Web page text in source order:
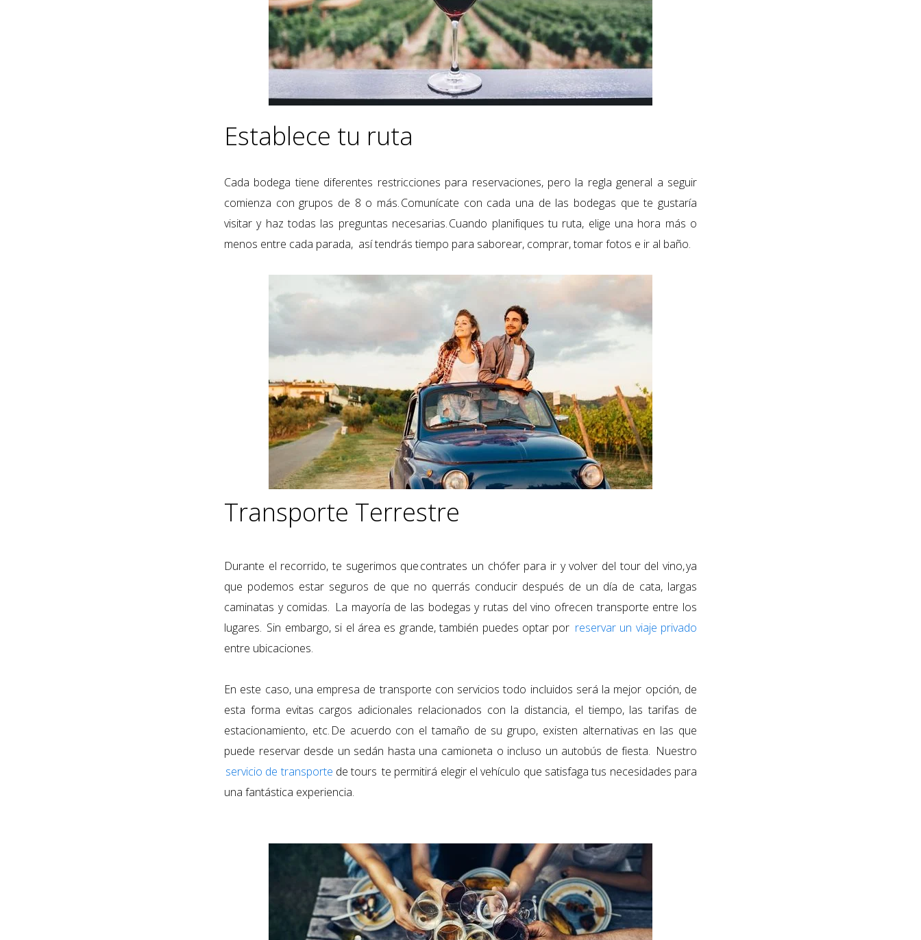
Establece tu ruta
Cada bodega tiene diferentes restricciones para reservaciones, pero la regla general a seguir
comienza con grupos de 8 o más. Comunícate con cada una de las bodegas que te gustaría
visitar yhaz todas las preguntas necesarias. Cuando planifiques tu ruta, elige una hora más o
menos entre cada parada, así tendrás tiempo para saborear, comprar, tomar fotos e ir al baño.
Transporte Terrestre
Durante el recorrido, te sugerimos quecontrates un chófer para ir y volver del tour del vino,ya
que podemos estar seguros de que no querrás conducir después de un día de cata, largas
caminatas y comidas. La mayoría de las bodegas y rutas del vino ofrecen transporte entre los
lugares. Sin embargo, si el área es grande, también puedes optar por reservar un viaje privado
entre ubicaciones.
En este caso, una empresa de transporte con servicios todo incluidos será la mejor opción, de
esta forma evitas cargos adicionales relacionados con la distancia, el tiempo, las tarifas de
estacionamiento, etc. De acuerdo con el tamaño de su grupo, existen alternativas en las que
puede reservar desde un sedán hasta una camioneta o incluso un autobús de fiesta. Nuestro
servicio de transporte de tours te permitirá elegir el vehículo que satisfaga tus necesidades para
una fantástica experiencia.